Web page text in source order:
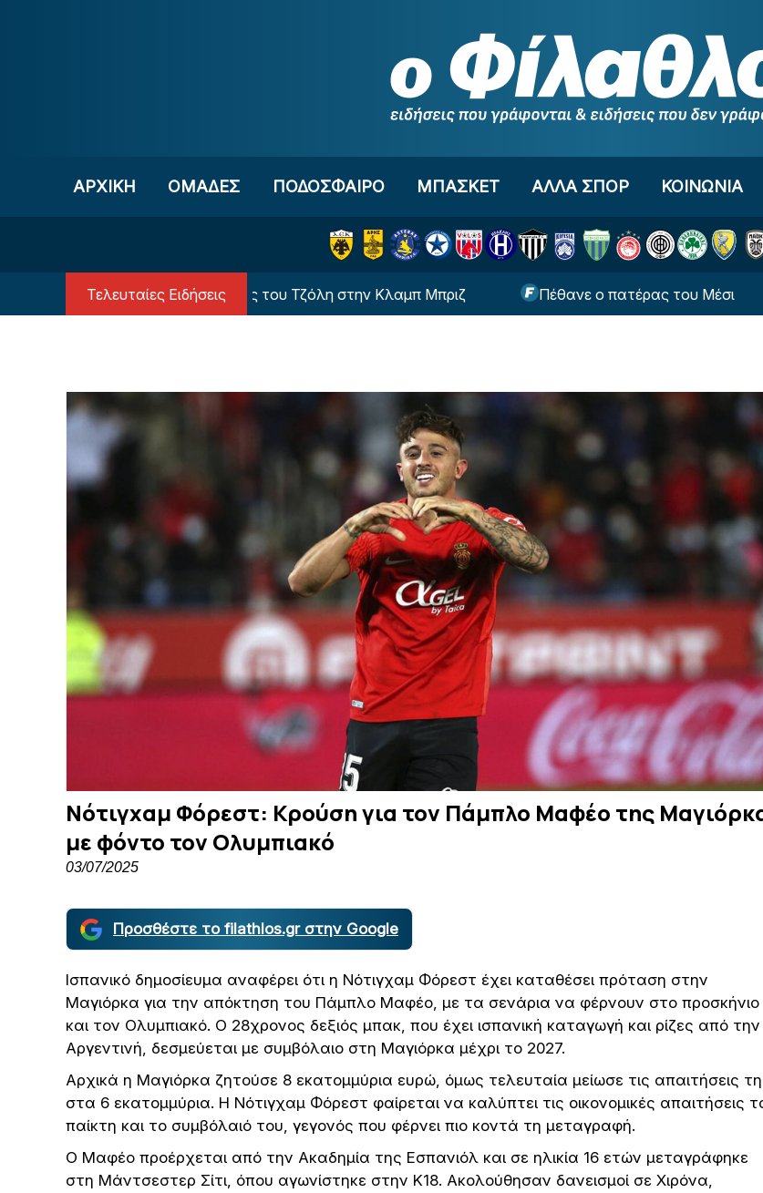
ΑΡΧΙΚΗ OΜΑΔΕΣ ΠΟΔΟΣΦΑΙΡΟ ΜΠΑΣΚΕΤ ΑΛΛΑ ΣΠΟΡ ΚΟΙΝΩΝΙΑ
Τελευταίες Ειδήσεις
είναι ο αντικαταστάτης του Τζόλη στην Κλαμπ Μπριζ Πέθανε ο πατέρας του Μέσι
Νότιγχαμ Φόρεστ: Κρούση για τον Πάμπλο Μαφέο της
με φόντο τον Ολυμπιακό
03/07/2025
Προσθέστε το filathlos.gr στην Google
Ισπανικό δημοσίευμα αναφέρει ότι η Νότιγχαμ Φόρεστ έχει καταθέσει πρόταση στην
Μαγιόρκα για την απόκτηση του Πάμπλο Μαφέο, με τα σενάρια να φέρνουν στο προσκήνιο
και τον Ολυμπιακό. Ο 28χρονος δεξιός μπακ, που έχει ισπανική καταγωγή και ρίζες από την
Αργεντινή, δεσμεύεται με συμβόλαιο στη Μαγιόρκα μέχρι το 2027.
Αρχικά η Μαγιόρκα ζητούσε 8 εκατομμύρια ευρώ, όμως τελευταία μείωσε τις απαιτήσεις
στα 6 εκατομμύρια. Η Νότιγχαμ Φόρεστ φαίρεται να καλύπτει τις οικονομικές απαιτήσεις
παίκτη και το συμβόλαιό του, γεγονός που φέρνει πιο κοντά τη μεταγραφή.
Ο Μαφέο προέρχεται από την Ακαδημία της Εσπανιόλ και σε ηλικία 16 ετών μεταγράφηκε
στη Μάντσεστερ Σίτι, όπου αγωνίστηκε στην Κ18. Ακολούθησαν δανεισμοί σε Χιρόνα,